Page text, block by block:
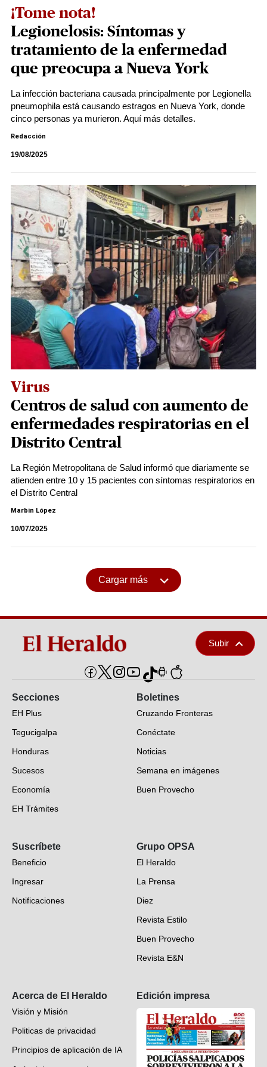
¡Tome nota!
Legionelosis: Síntomas y
tratamiento de la enfermedad
que preocupa a Nueva York
La infección bacteriana causada principalmente por Legionella
pneumophila está causando estragos en Nueva York, donde
cinco personas ya murieron. Aquí más detalles.
Redacción
19/08/2025
Virus
Centros de salud con aumento de
enfermedades respiratorias en el
Distrito Central
La Región Metropolitana de Salud informó que diariamente se
atienden entre 10 y 15 pacientes con síntomas respiratorios en
el Distrito Central
Marbin López
10/07/2025
Cargar más
Subir
Secciones
EH Plus
Tegucigalpa
Honduras
Sucesos
Economía
EH Trámites
EH Verifica
Fotogalerías
Deportes
Videos
Boletines
Cruzando Fronteras
Conéctate
Noticias
Semana en imágenes
Buen Provecho
Suscríbete
Beneficio
Ingresar
Notificaciones
Grupo OPSA
El Heraldo
La Prensa
Diez
Revista Estilo
Buen Provecho
Revista E&N
Acerca de El Heraldo
Visión y Misión
Politicas de privacidad
Principios de aplicación de IA
Edición impresa